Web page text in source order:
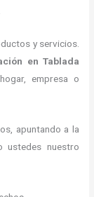
y servicios.
en Tablada
empresa o
apuntando a la
ustedes nuestro